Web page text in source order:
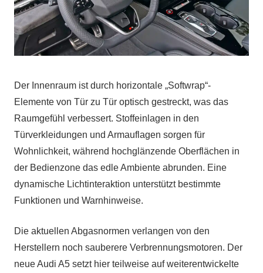
Der Innenraum ist durch horizontale „Softwrap“-
Elemente von Tür zu Tür optisch gestreckt, was das
Raumgefühl verbessert. Stoffeinlagen in den
Türverkleidungen und Armauflagen sorgen für
Wohnlichkeit, während hochglänzende Oberflächen in
der Bedienzone das edle Ambiente abrunden. Eine
dynamische Lichtinteraktion unterstützt bestimmte
Funktionen und Warnhinweise.
Die aktuellen Abgasnormen verlangen von den
Herstellern noch sauberere Verbrennungsmotoren. Der
neue Audi A5 setzt hier teilweise auf weiterentwickelte